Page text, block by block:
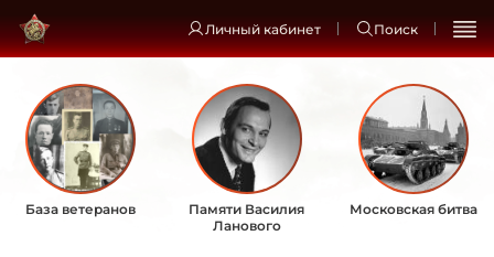
Личный кабинет Поиск
База ветеранов
Памяти Василия
Ланового
Московская битва